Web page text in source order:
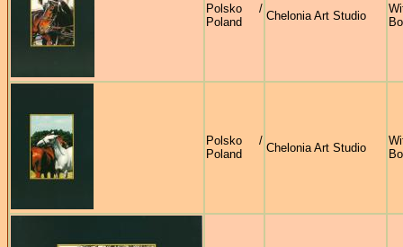
Polsko /
Poland
Chelonia Art Studio
Polsko /
Poland
Chelonia Art Studio